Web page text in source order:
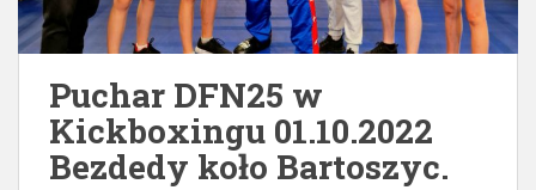
Puchar DFN25 w
Kickboxingu 01.10.2022
Bezdedy koło Bartoszyc.